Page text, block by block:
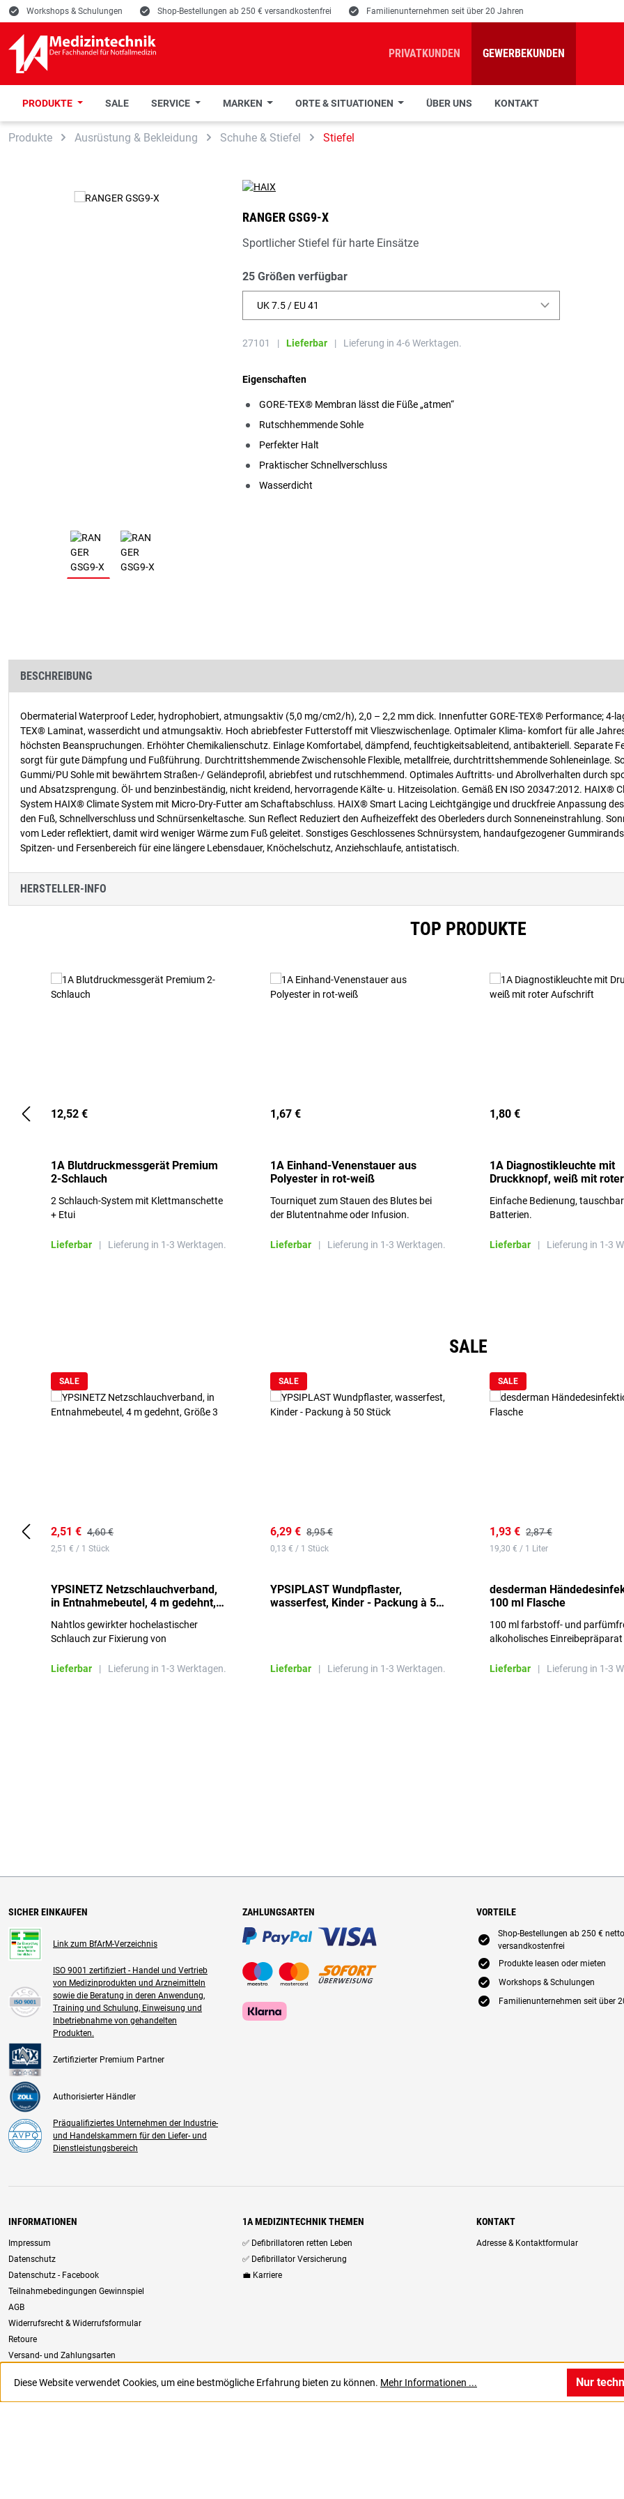
Zur Suche springen
Zur Hauptnavigation springen
E Workshops & Schulungen E Shop-Bestellungen ab 250 € versandkostenfrei E Familienunternehmen seit über 20 Jahren
PRIVATKUNDEN GEWERBEKUNDEN
PRODUKTE SALE SERVICE MARKEN ORTE & SITUATIONEN ÜBER UNS KONTAKT
Produkte Ausrüstung & Bekleidung Schuhe & Stiefel Stiefel
RANGER GSG9-X
Sportlicher Stiefel für harte Einsätze
25 Größen verfügbar
UK 7.5 / EU 41
27101 | Lieferbar | Lieferung in 4-6 Werktagen.
Eigenschaften
GORE-TEX® Membran lässt die Füße „atmen“
Rutschhemmende Sohle
Perfekter Halt
Praktischer Schnellverschluss
Wasserdicht
BESCHREIBUNG
Obermaterial Waterproof Leder, hydrophobiert, atmungsaktiv (5,0 mg/cm2/h), 2,0 – 2,2 mm dick. Innenfutter GORE-TEX® Performance; 4-
TEX® Laminat, wasserdicht und atmungsaktiv. Hoch abriebfester Futterstoff mit Vlieszwischenlage. Optimaler Klima- komfort für alle
höchsten Beanspruchungen. Erhöhter Chemikalienschutz. Einlage Komfortabel, dämpfend, feuchtigkeitsableitend, antibakteriell. Separate
sorgt für gute Dämpfung und Fußführung. Durchtrittshemmende Zwischensohle Flexible, metallfreie, durchtrittshemmende Sohleneinlage.
Gummi/PU Sohle mit bewährtem Straßen-/ Geländeprofil, abriebfest und rutschhemmend. Optimales Auftritts- und Abrollverhalten durch
und Absatzsprengung. Öl- und benzinbeständig, nicht kreidend, hervorragende Kälte- u. Hitzeisolation. Gemäß EN ISO 20347:2012. HAIX®
System HAIX® Climate System mit Micro-Dry-Futter am Schaftabschluss. HAIX® Smart Lacing Leichtgängige und druckfreie Anpassung
den Fuß, Schnellverschluss und Schnürsenkeltasche. Sun Reflect Reduziert den Aufheizeffekt des Oberleders durch Sonneneinstrahlung.
vom Leder reflektiert, damit wird weniger Wärme zum Fuß geleitet. Sonstiges Geschlossenes Schnürsystem, handaufgezogener
Spitzen- und Fersenbereich für eine längere Lebensdauer, Knöchelschutz, Anziehschlaufe, antistatisch.
HERSTELLER-INFO
TOP PRODUKTE
12,52 €
1A Blutdruckmessgerät Premium
2-Schlauch
2 Schlauch-System mit Klettmanschette
+ Etui
Lieferbar | Lieferung in 1-3 Werktagen.
1,67 €
1A Einhand-Venenstauer aus
Polyester in rot-weiß
Tourniquet zum Stauen des Blutes bei
der Blutentnahme oder Infusion.
Lieferbar | Lieferung in 1-3 Werktagen.
1,80 €
1A Diagnostikleuchte mit
Druckknopf, weiß mit roter
Einfache Bedienung,
Batterien.
Lieferbar | Lieferung in 1-3
SALE
SALE
2,51 € 4,60 €
2,51 € / 1 Stück
YPSINETZ Netzschlauchverband,
in Entnahmebeutel, 4 m gedehnt,
Nahtlos gewirkter hochelastischer
Schlauch zur Fixierung von
Lieferbar
| Lieferung in 1-3 Werktagen.
SALE
6,29 € 8,95 €
0,13 € / 1 Stück
YPSIPLAST Wundpflaster,
wasserfest, Kinder - Packung à 50
Lieferbar | Lieferung in 1-3 Werktagen.
SALE
1,93 € 2,87 €
19,30 € / 1 Liter
desderman
100 ml Flasche
100 ml farbstoff- und
alkoholisches Einreibepräparat
Lieferbar | Lieferung in 1-3
SICHER EINKAUFEN
Link zum BfArM-Verzeichnis
ISO 9001 zertifiziert - Handel und Vertrieb
von Medizinprodukten und Arzneimitteln
sowie die Beratung in deren Anwendung,
Training und Schulung, Einweisung und
Inbetriebnahme von gehandelten
Produkten.
Zertifizierter Premium Partner
Authorisierter Händler
Präqualifiziertes Unternehmen der Industrie-
und Handelskammern für den Liefer- und
Dienstleistungsbereich
ZAHLUNGSARTEN VORTEILE
E
Shop-Bestellungen ab 250 € netto
versandkostenfrei
E Produkte leasen oder mieten
E Workshops & Schulungen
E Familienunternehmen seit über
INFORMATIONEN
Impressum
Datenschutz
Datenschutz - Facebook
Teilnahmebedingungen Gewinnspiel
AGB
Widerrufsrecht & Widerrufsformular
Retoure
Versand- und Zahlungsarten
1A MEDIZINTECHNIK THEMEN
✅ Defibrillatoren retten Leben
✅ Defibrillator Versicherung
💼 Karriere
KONTAKT
Adresse & Kontaktformular
Diese Website verwendet Cookies, um eine bestmögliche Erfahrung bieten zu können. Mehr Informationen ... Nur